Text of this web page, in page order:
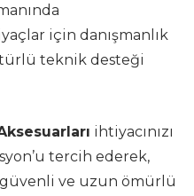
için danışmanlık
teknik desteği
ihtiyacınızı
tercih ederek,
ve uzun ömürlü